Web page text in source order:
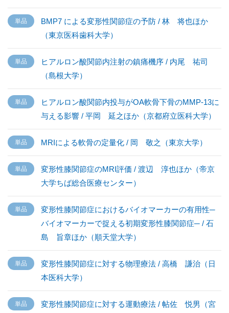
BMP7 による変形性関節症の予防 / 林 将也ほか
（東京医科歯科大学）
ヒアルロン酸関節内注射の鎮痛機序 / 内尾 祐司
（島根大学）
ヒアルロン酸関節内投与がOA軟骨下骨のMMP-13に
与える影響 / 平岡 延之ほか（京都府立医科大学）
MRIによる軟骨の定量化 / 岡 敬之（東京大学）
変形性膝関節症のMRI評価 / 渡辺 淳也ほか（帝京
大学ちば総合医療センター）
変形性膝関節症におけるバイオマーカーの有用性─
バイオマーカーで捉える初期変形性膝関節症─ / 石
島 旨章ほか（順天堂大学）
変形性膝関節症に対する物理療法 / 高橋 謙治（日
本医科大学）
変形性膝関節症に対する運動療法 / 帖佐 悦男（宮